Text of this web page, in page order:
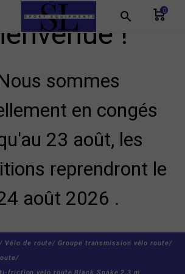
search 0
!
sommes
en congés
23 août, les
reprendront le
août 2026 .
Vélo de route/ Groupe transmission vélo route/